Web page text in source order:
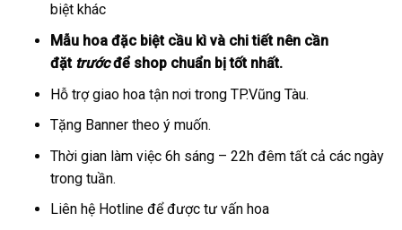
biệt khác
Mẫu hoa đặc biệt cầu kì và chi tiết nên cần
đặt trướcđể shop chuẩn bị tốt nhất.
Hỗ trợ giao hoa tận nơi trong TP.Vũng Tàu.
Tặng Banner theo ý muốn.
Thời gian làm việc 6h sáng – 22h đêm tất cả các ngày
trong tuần.
Liên hệ Hotline để được tư vấn hoa